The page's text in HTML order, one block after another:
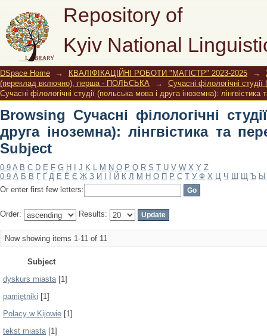
Repository of
Kyiv National
Browsing Сучасні філологічні
лінгвістика та перекладознавство
DSpace Home → КВАЛІФІКАЦІЙНІ РОБОТИ "МАГІСТР" 2023-2025 →
(переклад включно), перша - ПОЛЬСЬКА
→
Сучасні філологічні
Сучасні філологічні студії (польська мова і друга іноземна):
Browsing Сучасні філологічні
друга іноземна): лінгвістика та
Subject
0-9 A B C D E F G H J K L M N O P Q R S T U V W X Y Z
0-9 А Б В Г Ґ Д Е Ё Є Ж З И Й К Л М Н О П Р С Т У Ф Х Ц Ч Ш Щ Ъ Ы
Or enter first few letters:
Order: Results:
Now showing items 1-11 of 11
Subject
dyskurs miasta[1]
pamiętniki [1]
Polacy w Kijowie [1]
tekst miasta[1]